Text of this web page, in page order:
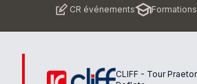
CR événements
Formations
CLIFF - Tour